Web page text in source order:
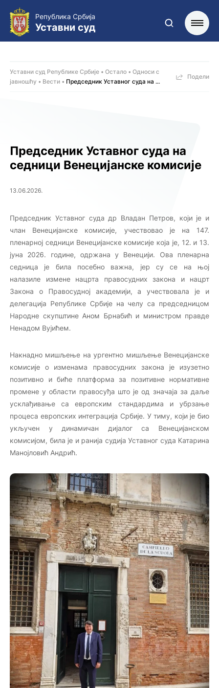
Република Србија
Уставни суд
Председник Уставног суда на
седници Венецијанске комисије
13.06.2026.
Председник Уставног суда др Владан Петров, који је и
члан Венецијанске комисије, учествовао је на 147.
пленарној седници Венециjaнске комисије која је, 12. и 13.
јуна 2026. године, одржана у Венецији. Ова пленарна
седница је била посебно важна, јер су се на њој
налазиле измене нацрта правосудних закона и нацрт
Закона о Правосудној академији, а учествовала је и
делегација Републике Србије на челу са председницом
Народне скупштине Аном Брнабић и министром правде
Ненадом Вујићем.
Накнадно мишљење на ургентно мишљење Венецијанске
комисије о изменама правосудних закона је изузетно
позитивно и биће платформа за позитивне нормативне
промене у области правосуђа што је од значаја за даље
усклађивање са европским стандардима и убрзање
процеса европских интеграција Србије. У тиму, који је био
укључен у динамичан дијалог са Венецијанском
комисијом, била је и ранија судија Уставног суда Катарина
Манојловић Андрић.
Уставни суд Републике Србије Остало
Односи с
јавношћу
Вести Председник Уставног суда на ...
Подели